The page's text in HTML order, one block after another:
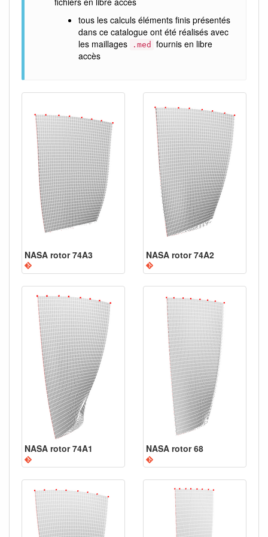
tous les calculs éléments finis présentés
dans ce catalogue ont été réalisés avec
les maillages
.med
fournis en libre
accès
NASA rotor 74A3 NASA rotor 74A2
NASA rotor 74A1 NASA rotor 68